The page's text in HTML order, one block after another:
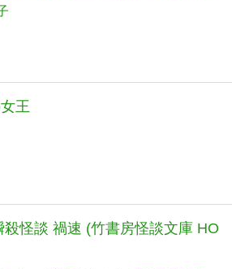
王
殺怪談 禍速 (竹書房怪談文庫 HO